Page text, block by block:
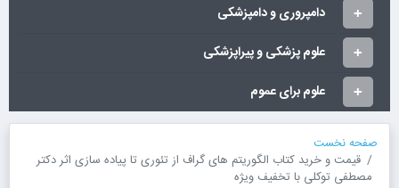
دامپروری و دامپزشکی
علوم پزشکی و پیراپزشکی
علوم برای عموم
صفحه نخست
قیمت و خرید کتاب الگوریتم های گراف از تئوری تا پیاده سازی اثر دکتر
مصطفی توکلی با تخفیف ویژه